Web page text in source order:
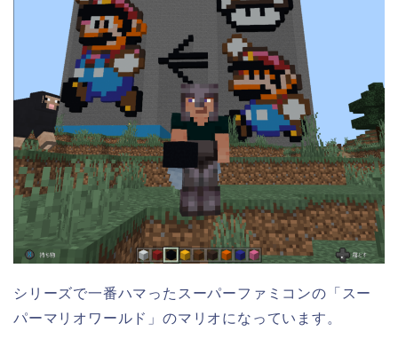
シリーズで一番ハマったスーパーファミコンの「スー
パーマリオワールド」のマリオになっています。